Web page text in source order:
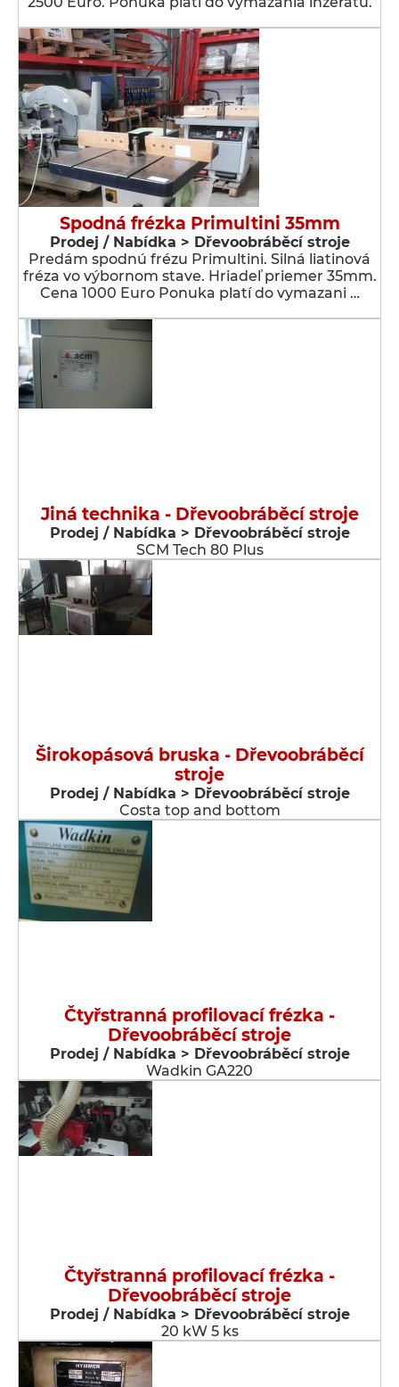
Spodná frézka Primultini 35mm
Prodej / Nabídka > Dřevoobráběcí stroje
Predám spodnú frézu Primultini. Silná liatinová
fréza vo výbornom stave. Hriadeľ priemer 35mm.
Cena 1000 Euro Ponuka platí do vymazani …
Jiná technika - Dřevoobráběcí stroje
Prodej / Nabídka > Dřevoobráběcí stroje
SCM Tech 80 Plus
Širokopásová bruska - Dřevoobráběcí
stroje
Prodej / Nabídka > Dřevoobráběcí stroje
Costa top and bottom
Čtyřstranná profilovací frézka -
Dřevoobráběcí stroje
Prodej / Nabídka > Dřevoobráběcí stroje
Wadkin GA220
Čtyřstranná profilovací frézka -
Dřevoobráběcí stroje
Prodej / Nabídka > Dřevoobráběcí stroje
20 kW 5 ks